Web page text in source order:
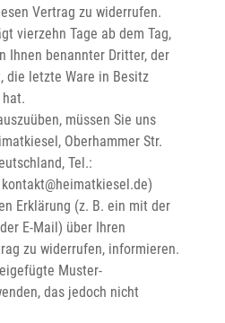
Vertrag zu widerrufen.
vierzehn Tage ab dem Tag,
Ihnen benannter Dritter, der
die letzte Ware in Besitz
müssen Sie uns
Oberhammer Str.
Tel.:
Erklärung (z. B. ein mit der
E-Mail) über Ihren
zu widerrufen, informieren.
Muster-
das jedoch nicht